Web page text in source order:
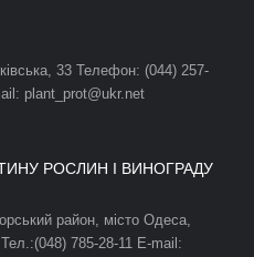
33 Телефон: (044) 257-
plant_prot@ukr.net
РОСЛИН І ВИНОГРАДУ
район, місто Одеса,
785-28-11 E-mail: